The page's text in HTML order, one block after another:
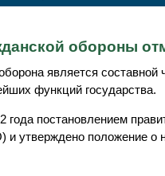
обороны
является
функций государства.
года постановлением
положение о